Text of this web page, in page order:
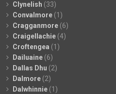
Clynelish (33)
Convalmore (1)
Cragganmore (6)
Craigellachie (4)
Croftengea (1)
Dailuaine (6)
Dallas Dhu (2)
Dalmore (2)
Dalwhinnie (1)